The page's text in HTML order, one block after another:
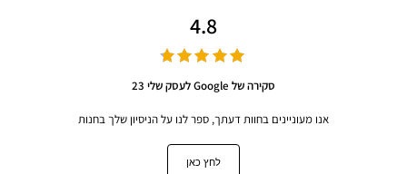
4.8
סקירה של Google לעסק שלי 23
אנו מעוניינים בחוות דעתך, ספר לנו על הניסיון שלך בחנות
לחץ כאן